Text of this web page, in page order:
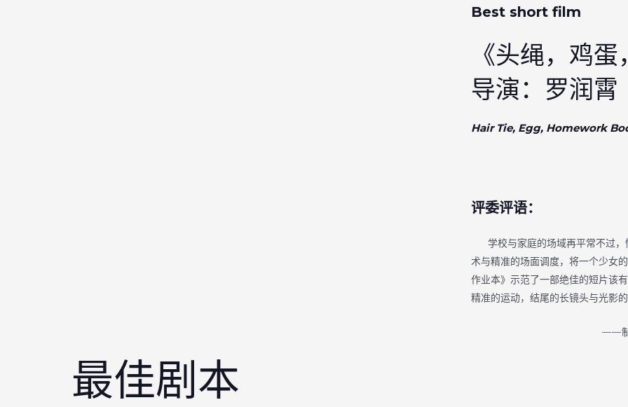
Best short film
《头绳，鸡
导演：罗润霄
Hair Tie, Egg, Homework
评委评语：
学校与家庭的场域再平常不过，
术与精准的场面调度，将一个少女
作业本》示范了一部绝佳的短片该
精准的运动，结尾的长镜头与光影
——制片人
最佳剧本